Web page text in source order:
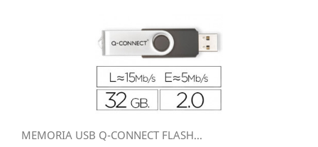
MEMORIA USB Q-CONNECT FLASH...